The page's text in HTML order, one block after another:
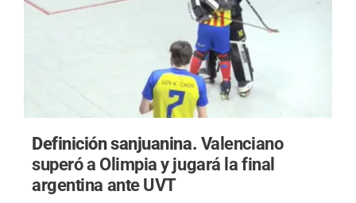
Definición sanjuanina. Valenciano
superó a Olimpia y jugará la final
argentina ante UVT